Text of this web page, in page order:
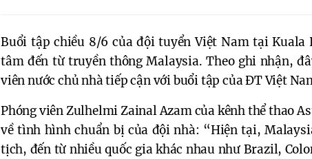
Buổi tập chiều 8/6 của đội tuyển Việt Nam tại Kuala
tâm đến từ truyền thông Malaysia. Theo ghi nhận,
viên nước chủ nhà tiếp cận với buổi tập của ĐT Việt
Phóng viên Zulhelmi Zainal Azam của kênh thể thao
về tình hình chuẩn bị của đội nhà: “Hiện tại,
tịch, đến từ nhiều quốc gia khác nhau như Brazil,